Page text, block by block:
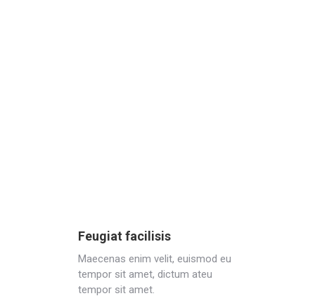
Feugiat facilisis
Maecenas enim velit, euismod eu
tempor sit amet, dictum ateu
tempor sit amet.